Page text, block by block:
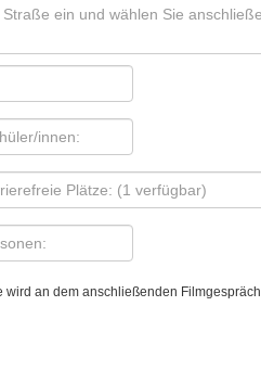
wird an dem anschließenden